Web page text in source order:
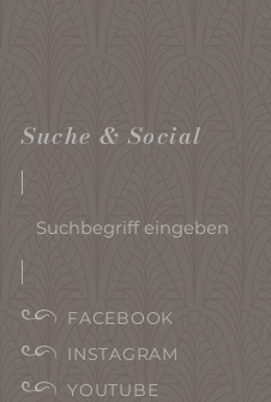
Suche & Social
eingeben
FACEBOOK
INSTAGRAM
YOUTUBE